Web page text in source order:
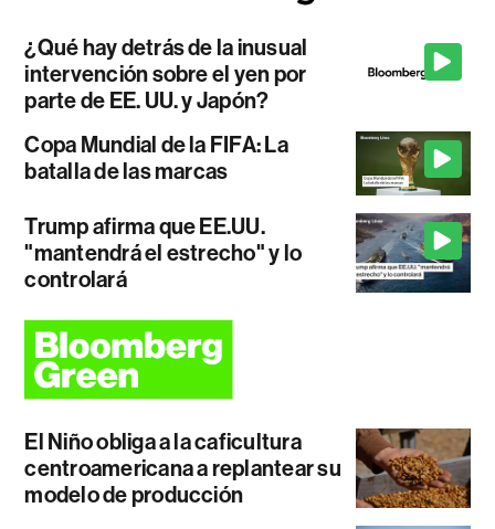
¿Qué hay detrás de la inusual
intervención sobre el yen por
parte de EE. UU. y Japón?
Copa Mundial de la FIFA: La
batalla de las marcas
Trump afirma que EE.UU.
"mantendrá el estrecho" y lo
controlará
El Niño obliga a la caficultura
centroamericana a replantear su
modelo de producción